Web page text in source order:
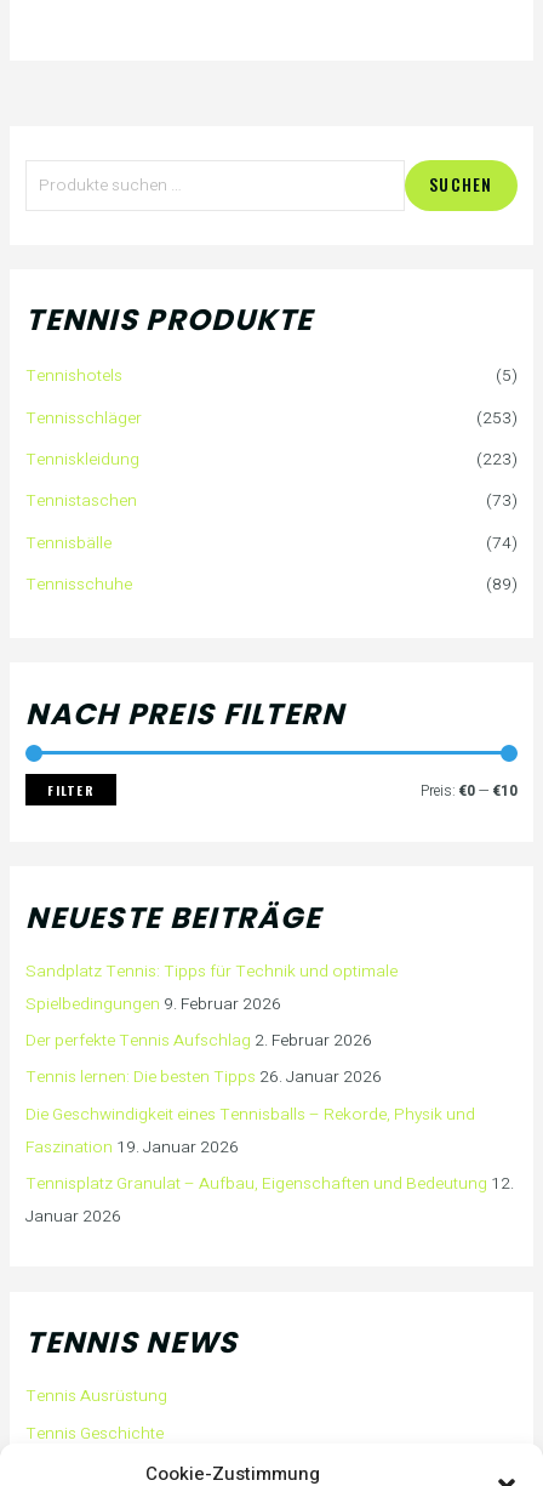
Cookie-Zustimmung
n
a
c
h
SUCHEN
TENNIS PRODUKTE
Tennishotels
(5)
Tennisschläger
(253)
Tenniskleidung
(223)
Tennistaschen
(73)
Tennisbälle
(74)
Tennisschuhe
(89)
NACH PREIS FILTERN
i
e
i
s
a
e
i
s
FILTER Preis: €0— €10
NEUESTE BEITRÄGE
Sandplatz Tennis: Tipps für Technik und optimale
Spielbedingungen 9. Februar 2026
Der perfekte Tennis Aufschlag 2. Februar 2026
Tennis lernen: Die besten Tipps 26. Januar 2026
Die Geschwindigkeit eines Tennisballs – Rekorde, Physik und
Faszination 19. Januar 2026
Tennisplatz Granulat – Aufbau, Eigenschaften und Bedeutung 12.
Januar 2026
TENNIS NEWS
Tennis Ausrüstung
Tennis Geschichte
Tennis Tipps und Tricks